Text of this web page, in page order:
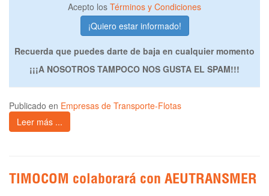
Acepto los Términos y Condiciones
Recuerda que puedes darte de baja en cualquier momento
¡¡¡A NOSOTROS TAMPOCO NOS GUSTA EL SPAM!!!
Publicado en Empresas de Transporte-Flotas
Leer más ...
TIMOCOM colaborará con AEUTRANSMER